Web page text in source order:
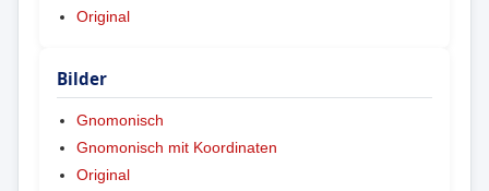
Original
Bilder
Gnomonisch
Gnomonisch mit Koordinaten
Original